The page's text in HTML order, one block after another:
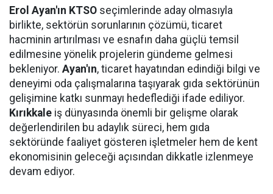
Erol Ayan'ın KTSO seçimlerinde aday olmasıyla
birlikte, sektörün sorunlarının çözümü, ticaret
hacminin artırılması ve esnafın daha güçlü temsil
edilmesine yönelik projelerin gündeme gelmesi
bekleniyor. Ayan'ın, ticaret hayatından edindiği bilgi ve
deneyimi oda çalışmalarına taşıyarak gıda sektörünün
gelişimine katkı sunmayı hedeflediği ifade ediliyor.
Kırıkkale iş dünyasında önemli bir gelişme olarak
değerlendirilen bu adaylık süreci, hem gıda
sektöründe faaliyet gösteren işletmeler hem de kent
ekonomisinin geleceği açısından dikkatle izlenmeye
devam ediyor.